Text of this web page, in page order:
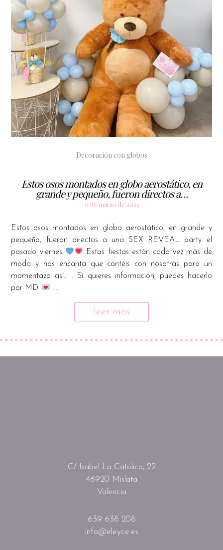
Decoración con globos
Estos osos montados en globo aerostático, en
grande y pequeño, fueron directos a…
31 de marzo de 2022
Estos osos montados en globo aerostático, en grande y
pequeño, fueron directos a una SEX REVEAL party el
pasado viernes
Estas fiestas están cada vez más de
moda y nos encanta que contéis con nosotras para un
momentazo así… . Si quieres información, puedes hacerlo
por MD
. .
leer más
C/ Isabel La Católica, 22
46920 Mislata
Valencia
639 638 208
info@eleyce.es